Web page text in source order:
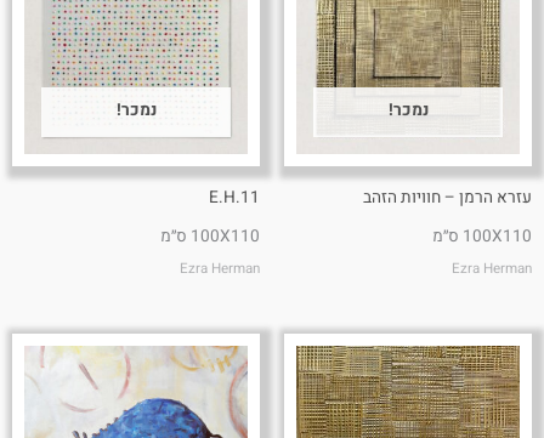
נמכר!
עזרא הרמן – חוויות הזהב
100X110 ס״מ
Ezra Herman
נמכר!
E.H.11
100X110 ס״מ
Ezra Herman